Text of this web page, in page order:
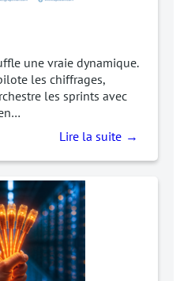
une vraie dynamique.
les chiffrages,
les sprints avec
Lire la suite